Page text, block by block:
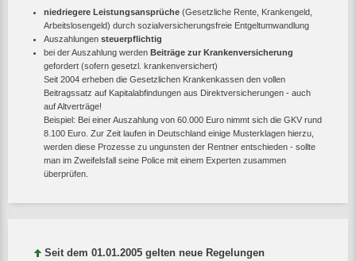
niedriegere Leistungsansprüche (Gesetzliche Rente, Krankengeld,
Arbeitslosengeld) durch sozialversicherungsfreie Entgeltumwandlung
Auszahlungen steuerpflichtig
bei der Auszahlung werden Beiträge zur Krankenversicherung
gefordert (sofern gesetzl. krankenversichert)
Seit 2004 erheben die Gesetzlichen Krankenkassen den vollen
Beitragssatz auf Kapitalabfindungen aus Direktversicherungen - auch
auf Altverträge!
Beispiel: Bei einer Auszahlung von 60.000 Euro nimmt sich die GKV rund
8.100 Euro. Zur Zeit laufen in Deutschland einige Musterklagen hierzu,
werden diese Prozesse zu ungunsten der Rentner entschieden - sollte
man im Zweifelsfall seine Police mit einem Experten zusammen
überprüfen.
Seit dem 01.01.2005 gelten neue Regelungen